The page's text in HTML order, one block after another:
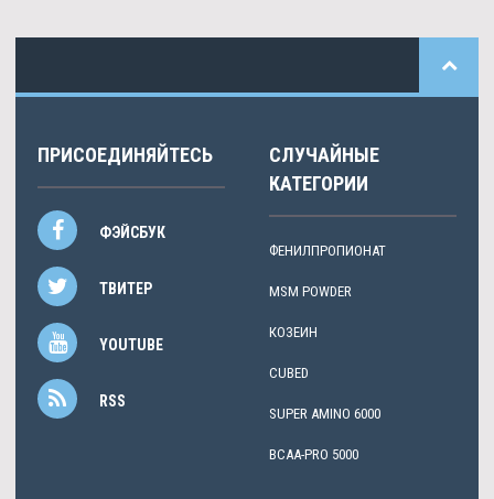
ПРИСОЕДИНЯЙТЕСЬ
ФЭЙСБУК
ТВИТЕР
YOUTUBE
RSS
СЛУЧАЙНЫЕ
КАТЕГОРИИ
ФЕНИЛПРОПИОНАТ
MSM POWDER
КОЗЕИН
CUBED
SUPER AMINO 6000
BCAA-PRO 5000